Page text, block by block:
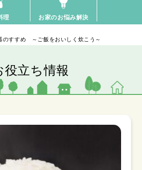
理 お家のお悩み解決
のすすめ ～ご飯をおいしく炊こう～
役立ち情報